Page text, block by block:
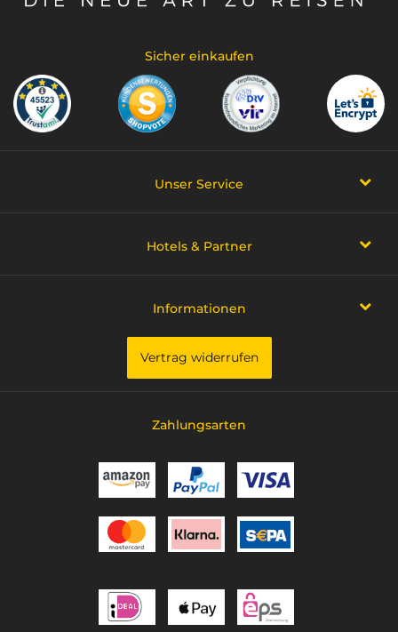
Sicher einkaufen
Unser Service
Hotels & Partner
Informationen
Vertrag widerrufen
Zahlungsarten